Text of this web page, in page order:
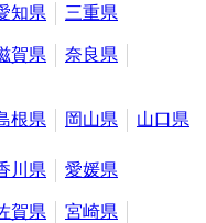
知県 三重県
賀県
奈良県
根県 岡山県 山口県
川県 愛媛県
賀県 宮崎県